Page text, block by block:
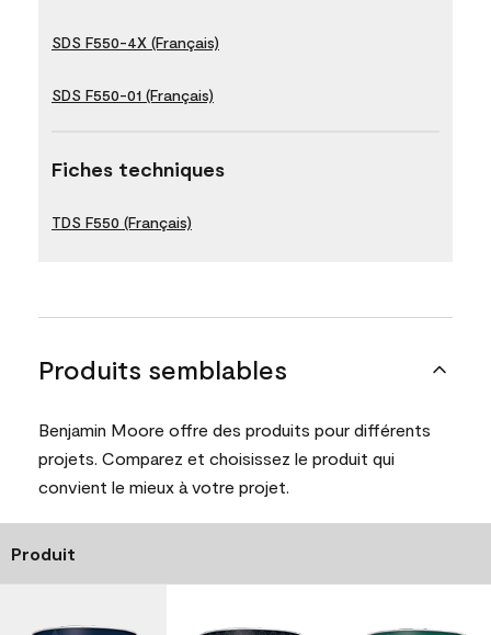
SDS F550-4X (Français)
SDS F550-01 (Français)
Fiches techniques
TDS F550 (Français)
Produits semblables
Benjamin Moore offre des produits pour différents
projets. Comparez et choisissez le produit qui
convient le mieux à votre projet.
Produit